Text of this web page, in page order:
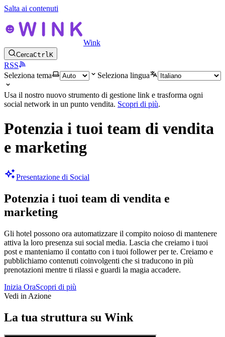
Salta ai contenuti
Wink
CercaCtrlK
RSS
Seleziona tema
Seleziona lingua
Usa il nostro nuovo strumento di gestione link e trasforma ogni
social network in un punto vendita. Scopri di più.
Potenzia i tuoi team di vendita
e marketing
Presentazione di Social
Potenzia i tuoi team di vendita e
marketing
Gli hotel possono ora automatizzare il compito noioso di mantenere
attiva la loro presenza sui social media. Lascia che creiamo i tuoi
post e manteniamo il contatto con i tuoi follower per te. Creiamo e
pubblichiamo contenuti coinvolgenti che si traducono in più
prenotazioni mentre ti rilassi e guardi la magia accadere.
Inizia OraScopri di più
Vedi in Azione
La tua struttura su Wink